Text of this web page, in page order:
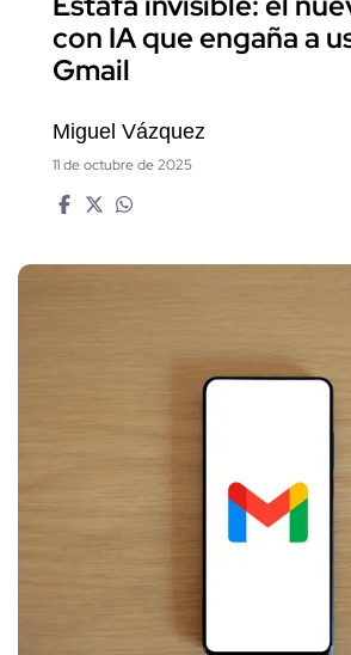
con IA que engaña a
Gmail
Miguel Vázquez
11 de octubre de 2025